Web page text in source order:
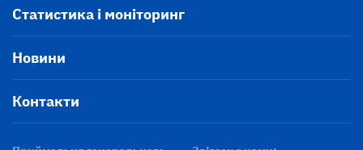
Статистика і моніторинг
Новини
Контакти